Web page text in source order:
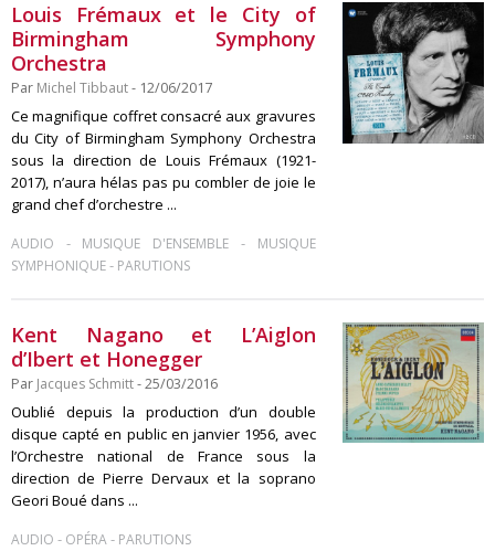
Louis Frémaux et le City of
Birmingham Symphony
Orchestra
Par Michel Tibbaut- 12/06/2017
Ce magnifique coffret consacré aux gravures
du City of Birmingham Symphony Orchestra
sous la direction de Louis Frémaux (1921-
2017), n’aura hélas pas pu combler de joie le
grand chef d’orchestre ...
AUDIO - MUSIQUE D'ENSEMBLE -
MUSIQUE
SYMPHONIQUE- PARUTIONS
Kent Nagano et L’Aiglon
d’Ibert et Honegger
Par Jacques Schmitt- 25/03/2016
Oublié depuis la production d’un double
disque capté en public en janvier 1956, avec
l’Orchestre national de France sous la
direction de Pierre Dervaux et la soprano
Geori Boué dans ...
AUDIO - OPÉRA- PARUTIONS